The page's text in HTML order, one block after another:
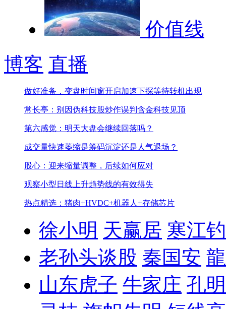
价值线
博客 直播
做好准备，变盘时间窗开启加速下探等待转机出现
常长亭：别因伪科技股炒作误判含金科技见顶
第六感觉：明天大盘会继续回落吗？
成交量快速萎缩是筹码沉淀还是人气退场？
股心：迎来缩量调整，后续如何应对
观察小型日线上升趋势线的有效得失
热点精选：猪肉+HVDC+机器人+存储芯片
徐小明 天赢居 寒江
老孙头谈股 秦国安
山东虎子 牛家庄 孔